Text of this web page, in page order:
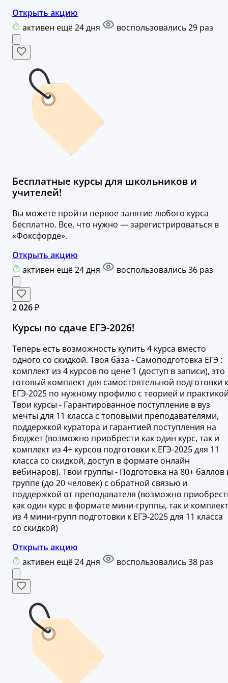
Открыть акцию
активен ещё 24 дня
воспользовались 29 раз
Бесплатные курсы для школьников и
учителей!
Вы можете пройти первое занятие любого курса
бесплатно. Все, что нужно — зарегистрироваться в
«Фоксфорде».
Открыть акцию
активен ещё 24 дня
воспользовались 36 раз
2 026 ₽
Курсы по сдаче ЕГЭ-2026!
Теперь есть возможность купить 4 курса вместо
одного со скидкой. Твоя база - Самоподготовка ЕГЭ :
комплект из 4 курсов по цене 1 (доступ в записи), это
готовый комплект для самостоятельной подготовки к
ЕГЭ-2025 по нужному профилю с теорией и
Твои курсы - Гарантированное поступление в вуз
мечты для 11 класса с топовыми преподавателями,
поддержкой куратора и гарантией поступления на
бюджет (возможно приобрести как один курс, так и
комплект из 4+ курсов подготовки к ЕГЭ-2025 для 11
класса со скидкой, доступ в формате онлайн
вебинаров). Твои группы - Подготовка на 80+ баллов
группе (до 20 человек) с обратной связью и
поддержкой от преподавателя (возможно
как один курс в формате мини-группы, так и комплект
из 4 мини-групп подготовки к ЕГЭ-2025 для 11 класса
со скидкой)
Открыть акцию
активен ещё 24 дня
воспользовались 38 раз